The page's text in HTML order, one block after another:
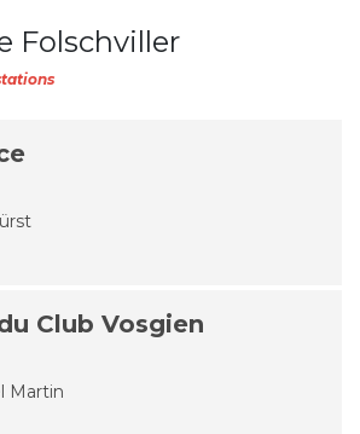
Folschviller
Club Vosgien
Martin